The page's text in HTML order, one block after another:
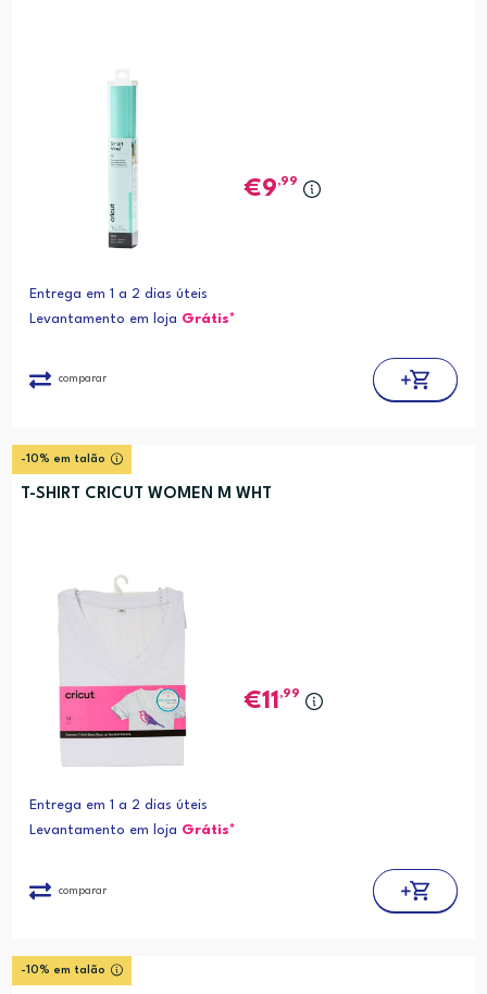
9,99
Entrega em 1 a 2 dias úteis
Levantamento em loja Grátis*
comparar
-10% em talão
T-SHIRT CRICUT WOMEN M WHT
11 ,99
Entrega em 1 a 2 dias úteis
Levantamento em loja Grátis*
comparar
-10% em talão